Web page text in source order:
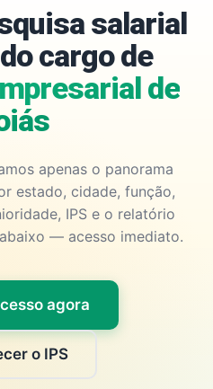
salarial
cargo de
de
apenas o panorama
estado, cidade, função,
IPS e o relatório
— acesso imediato.
agora
o IPS